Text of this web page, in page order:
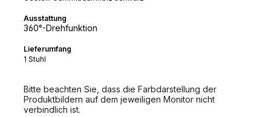
Ausstattung
360°-​Drehfunktion
Lieferumfang
1 Stuhl
Bitte beachten Sie, dass die Farbdarstellung der
Produktbildern auf dem jeweiligen Monitor nicht
verbindlich ist.